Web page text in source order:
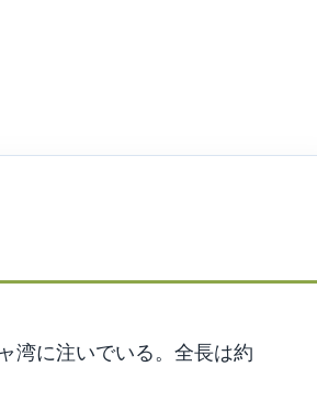
湾に注いでいる。全長は約